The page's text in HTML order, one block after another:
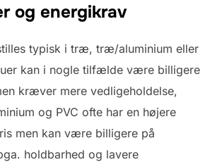
og energikrav
typisk i træ, træ/aluminium eller
kan i nogle tilfælde være billigere
kræver mere vedligeholdelse,
og PVC ofte har en højere
men kan være billigere på
holdbarhed og lavere